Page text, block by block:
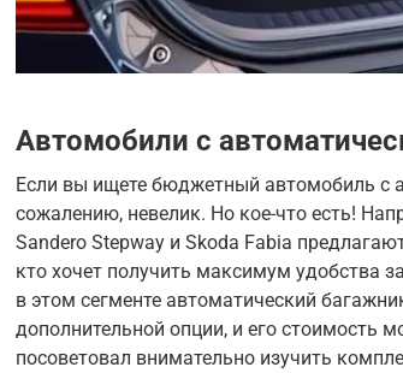
Автомобили с
Если вы ищете бюджетный автомобиль с
сожалению, невелик. Но кое-что есть!
Sandero Stepway и Skoda Fabia
кто хочет получить максимум удобства
в этом сегменте автоматический
дополнительной опции, и его стоимость
посоветовал внимательно изучить